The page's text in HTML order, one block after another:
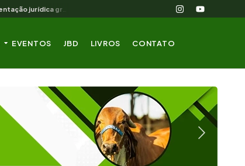
EVENTOS JBD LIVROS CONTATO